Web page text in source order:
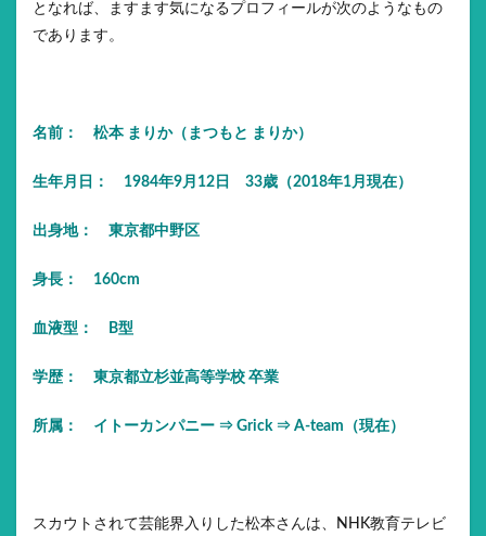
となれば、ますます気になるプロフィールが次のようなもの
であります。
名前： 松本 まりか（まつもと まりか）
生年月日： 1984年9月12日 33歳（2018年1月現在）
出身地： 東京都中野区
身長： 160cm
血液型： B型
学歴： 東京都立杉並高等学校 卒業
所属： イトーカンパニー ⇒ Grick ⇒ A-team（現在）
スカウトされて芸能界入りした松本さんは、NHK教育テレビ